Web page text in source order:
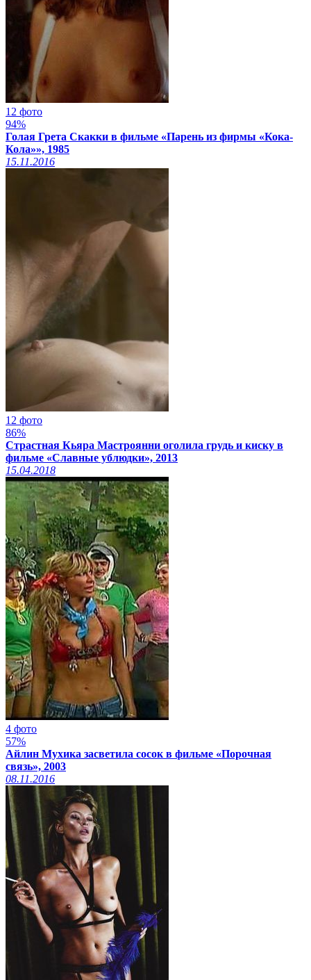
12 фото
94%
Голая Грета Скакки в фильме «Парень из фирмы «Кока-
Кола»», 1985
15.11.2016
12 фото
86%
Страстная Кьяра Мастроянни оголила грудь и киску в
фильме «Славные ублюдки», 2013
15.04.2018
4 фото
57%
Айлин Мухика засветила сосок в фильме «Порочная
связь», 2003
08.11.2016